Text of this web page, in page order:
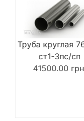
Труба круглая
ст1-3пс/сп
41500.00